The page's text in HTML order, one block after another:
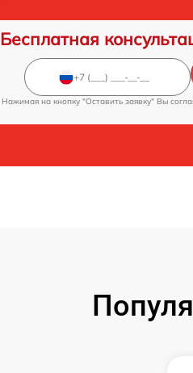
Бесплатная
Нажимая на кнопку "Оставить заявку" Вы